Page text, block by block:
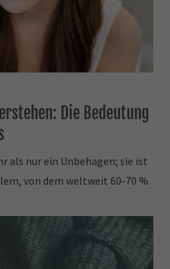
Die Bedeutung
als nur ein Unbehagen; sie ist
von dem weltweit 60-70 %